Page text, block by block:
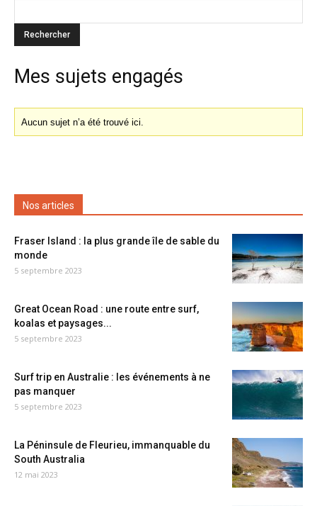
Mes sujets engagés
Aucun sujet n’a été trouvé ici.
Nos articles
Fraser Island : la plus grande île de sable du
monde
5 septembre 2023
Great Ocean Road : une route entre surf,
koalas et paysages...
5 septembre 2023
Surf trip en Australie : les événements à ne
pas manquer
5 septembre 2023
La Péninsule de Fleurieu, immanquable du
South Australia
12 mai 2023